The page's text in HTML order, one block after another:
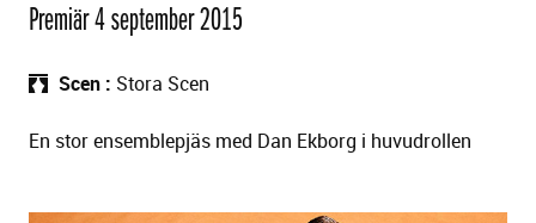
Premiär 4 september 2015
Scen Stora Scen
En stor ensemblepjäs med Dan Ekborg i huvudrollen